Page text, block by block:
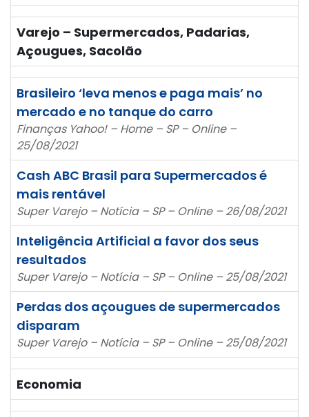
Varejo – Supermercados, Padarias,
Açougues, Sacolão
Brasileiro ‘leva menos e paga mais’ no
mercado e no tanque do carro
Finanças Yahoo! – Home – SP – Online –
25/08/2021
Cash ABC Brasil para Supermercados é
mais rentável
Super Varejo – Notícia – SP – Online – 26/08/2021
Inteligência Artificial a favor dos seus
resultados
Super Varejo – Notícia – SP – Online – 25/08/2021
Perdas dos açougues de supermercados
disparam
Super Varejo – Notícia – SP – Online – 25/08/2021
Economia